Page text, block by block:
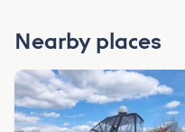
Nearby places